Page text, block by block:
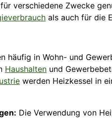
verschiedene Zwecke
als auch für die
häufig in Wohn- und
Haushalten und
werden Heizkessel in
Die Verwendung von